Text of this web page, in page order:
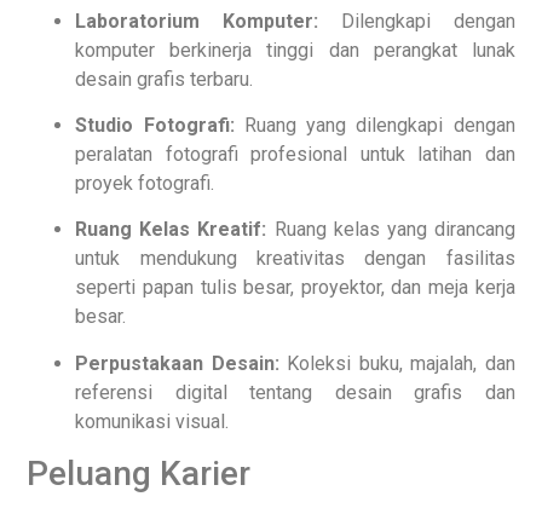
Laboratorium Komputer: Dilengkapi dengan
komputer berkinerja tinggi dan perangkat lunak
desain grafis terbaru.
Studio Fotografi: Ruang yang dilengkapi dengan
peralatan fotografi profesional untuk latihan dan
proyek fotografi.
Ruang Kelas Kreatif: Ruang kelas yang dirancang
untuk mendukung kreativitas dengan fasilitas
seperti papan tulis besar, proyektor, dan meja kerja
besar.
Perpustakaan Desain: Koleksi buku, majalah, dan
referensi digital tentang desain grafis dan
komunikasi visual.
Peluang Karier